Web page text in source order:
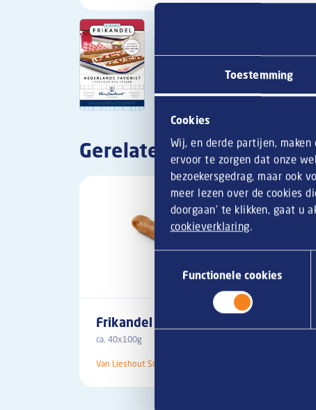
Toestemming
Cookies
Wij, en derde partijen,
ervoor te zorgen dat onze
bezoekersgedrag, maar ook
meer lezen over de cookies
doorgaan’ te klikken, gaat u
cookieverklaring.
Functionele cookies
Gerelateerde snacks
Frikandel Bikfrik
ca. 40x100g
Van Lieshout Snacks